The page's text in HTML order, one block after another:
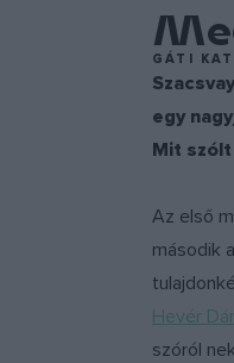
GÁTI
egy
Mit
Az első
második
Hevér
szóról